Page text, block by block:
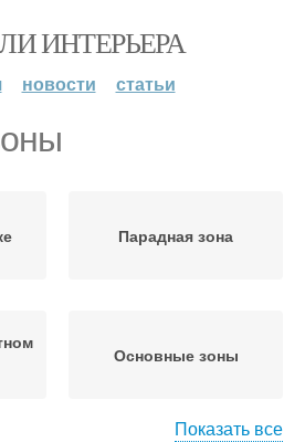
ИНТЕРЬЕРА
новости статьи
Парадная зона
Основные зоны
Показать все